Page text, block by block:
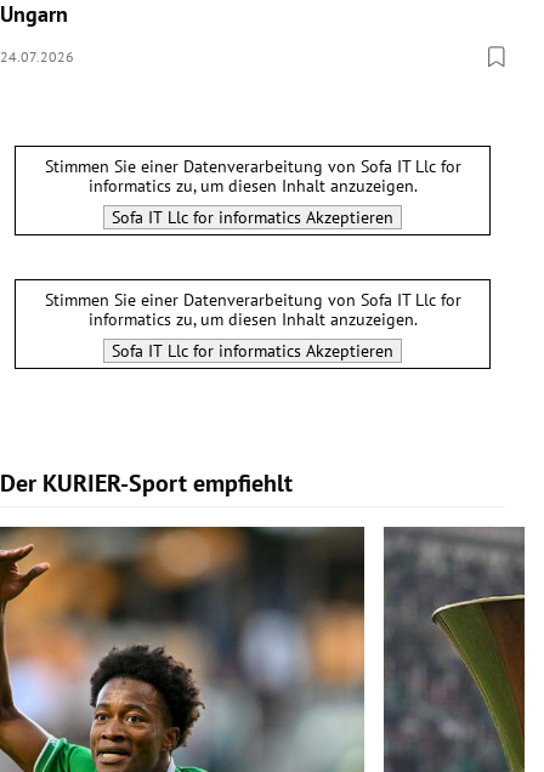
Ungarn
24.07.2026
Stimmen Sie einer Datenverarbeitung von Sofa IT Llc for
informaticszu, um diesen Inhalt anzuzeigen.
Sofa IT Llc for informatics Akzeptieren
Stimmen Sie einer Datenverarbeitung von Sofa IT Llc for
informaticszu, um diesen Inhalt anzuzeigen.
Sofa IT Llc for informatics Akzeptieren
Der KURIER-Sport empfiehlt
Slide 1 von 5